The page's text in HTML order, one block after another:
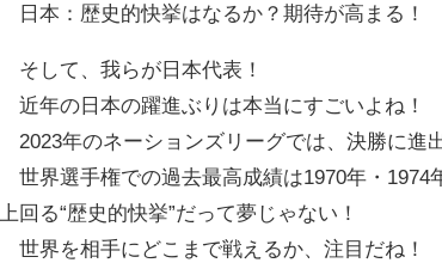
日本：歴史的快挙はなるか？期待が高まる！
そして、我らが日本代表！
近年の日本の躍進ぶりは本当にすごいよね！
2023年のネーションズリーグでは、決勝に進
世界選手権での過去最高成績は1970年・1974
上回る“歴史的快挙”だって夢じゃない！
世界を相手にどこまで戦えるか、注目だね！